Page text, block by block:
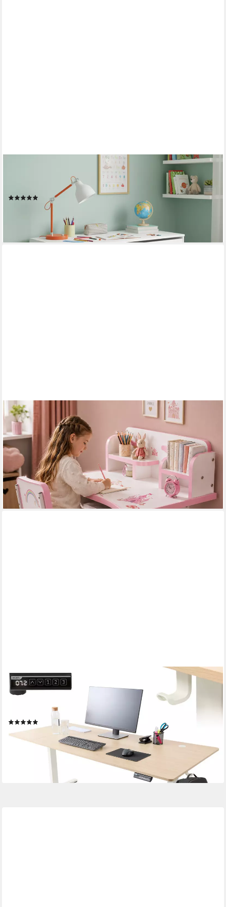
Kinderschreibtisch Nore weiß, Jugendschreibtisch 110x53 cm
mit 5 Schubladen, beidseitig montierbar
149,99 €
lieferbar - in 2-3 Werktagen bei dir
RUTAQIAN
Kinderschreibtisch Kinderschreibtisch mit Stuhl
höhenverstellbar, ergonomisches Lernset, Mit Schublade,
Bücherfach und verstellbarer Rückenlehne
114,99 €
UVP150,00 €
-23%
lieferbar - in 6-7 Werktagen bei dir
AREBOS
Schreibtisch Computer-Bürotisch 160 x 80 cm, elektrisch
Memory-Funktion, 72-118 cm höhenverstellbar, Hebekapazität:
119,90 € 189,90 €
lieferbar - in 2-3 Werktagen bei dir